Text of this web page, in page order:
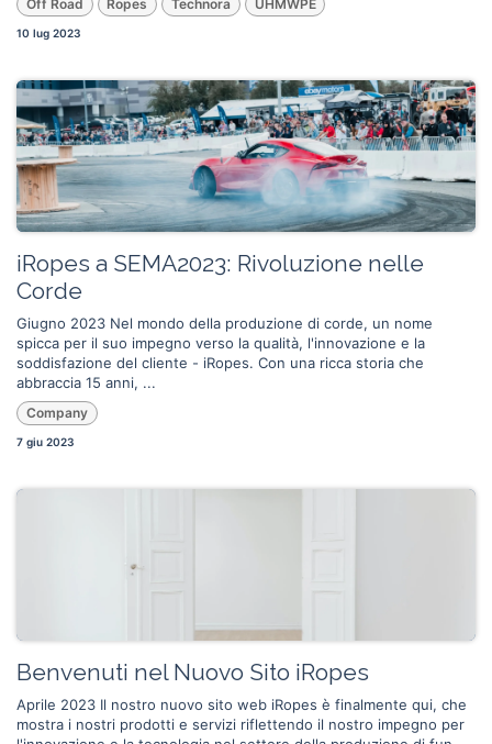
Off Road Ropes Technora UHMWPE
10 lug 2023
iRopes a SEMA2023: Rivoluzione nelle
Corde
Giugno 2023 Nel mondo della produzione di corde, un nome
spicca per il suo impegno verso la qualità, l'innovazione e la
soddisfazione del cliente - iRopes. Con una ricca storia che
abbraccia 15 anni, ...
Company
7 giu 2023
Benvenuti nel Nuovo Sito iRopes
Aprile 2023 Il nostro nuovo sito web iRopes è finalmente qui, che
mostra i nostri prodotti e servizi riflettendo il nostro impegno per